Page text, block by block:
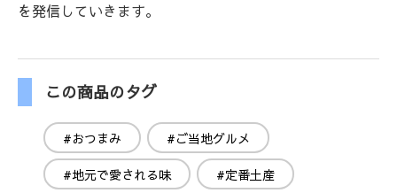
を発信していきます。
この商品のタグ
#おつまみ #ご当地グルメ
#地元で愛される味 #定番土産